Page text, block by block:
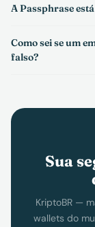
A Passphrase
Como sei se um
falso?
Sua
KriptoBR —
wallets do